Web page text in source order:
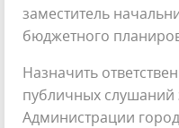
заместитель
бюджетного
Назначить
публичных слушаний
Администрации